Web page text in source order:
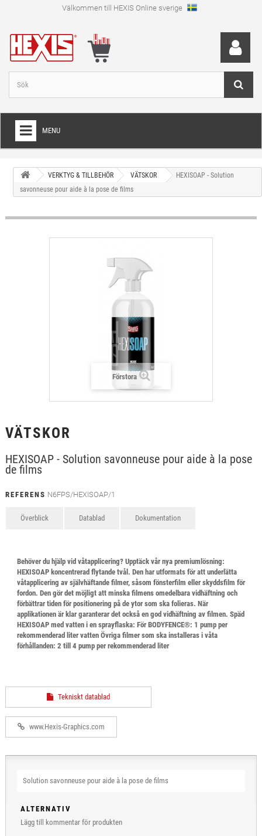
Välkommen till HEXIS Online sverige
MENU
WRAPFOLIE
VERKTYG & TILLBEHÖR VÄTSKOR
HEXISOAP - Solution
savonneuse pour aide à la pose de films
Förstora
VÄTSKOR
HEXISOAP - Solution savonneuse pour aide à la pose
de films
REFERENS N6FPS/HEXISOAP/1
Överblick Datablad Dokumentation
Behöver du hjälp vid våtapplicering? Upptäck vår nya premiumlösning:
HEXISOAP koncentrerad flytande tvål. Den har utformats för att underlätta
våtapplicering av självhäftande filmer, såsom fönsterfilm eller skyddsfilm för
fordon. Den gör det möjligt att minska filmens omedelbara vidhäftning och
förbättrar tiden för positionering på de ytor som ska folieras. När
applikationen är klar garanterar det också en god vidhäftning av filmen. Späd
HEXISOAP med vatten i en sprayflaska: För BODYFENCE®: 1 pump per
rekommenderad liter vatten Övriga filmer som ska installeras i våta
förhållanden: 2 till 4 pump per rekommenderad liter
Tekniskt datablad
www.Hexis-Graphics.com
Solution savonneuse pour aide à la pose de films
ALTERNATIV
Lägg till kommentar för produkten